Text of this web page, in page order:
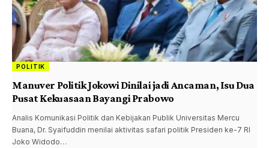
POLITIK
Manuver Politik Jokowi Dinilai jadi Ancaman, Isu Dua
Pusat Kekuasaan Bayangi Prabowo
Analis Komunikasi Politik dan Kebijakan Publik Universitas Mercu
Buana, Dr. Syaifuddin menilai aktivitas safari politik Presiden ke-7 RI
Joko Widodo…